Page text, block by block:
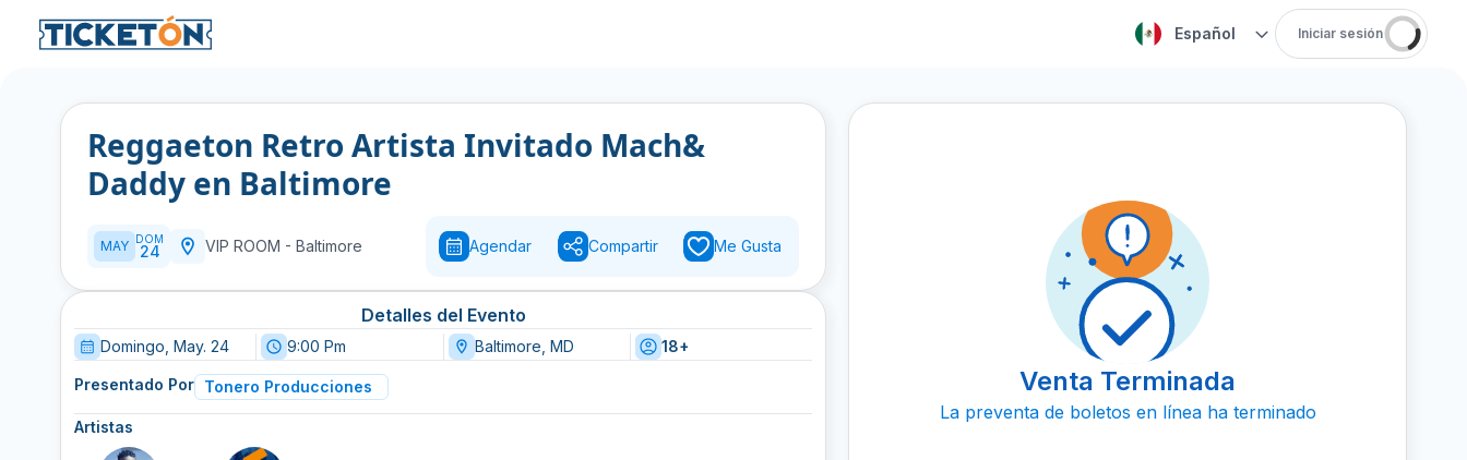
Español Iniciar sesión
Reggaeton Retro Artista Invitado Mach&
Daddy en Baltimore
MAY DOM
24 VIP ROOM - Baltimore Agendar Compartir Me Gusta
Detalles del Evento
Domingo, May. 24 9:00 Pm Baltimore, MD 18+
Presentado Por Tonero Producciones
Artistas
Venta Terminada
La preventa de boletos en línea ha terminado